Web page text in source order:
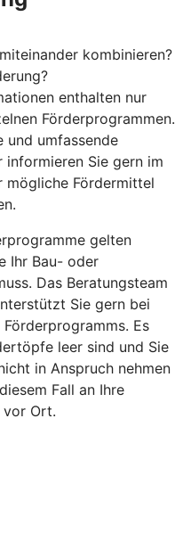
kombinieren?
enthalten nur
Förderprogrammen.
und umfassende
informieren Sie gern im
mögliche Fördermittel
gelten
Ihr Bau- oder
Das Beratungsteam
Sie gern bei
Es
leer sind und Sie
in Anspruch nehmen
Fall an Ihre
vor Ort.